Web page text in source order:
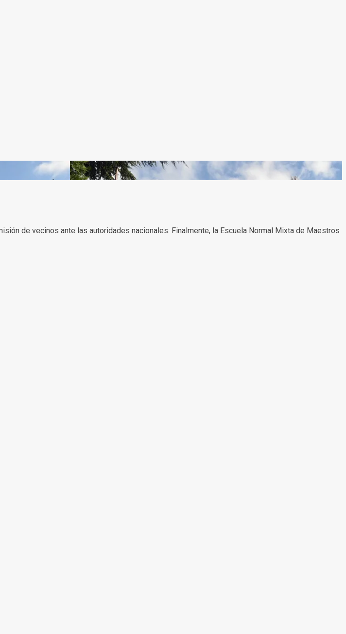
de vecinos ante las autoridades nacionales. Finalmente, la Escuela Normal Mixta de Maestros